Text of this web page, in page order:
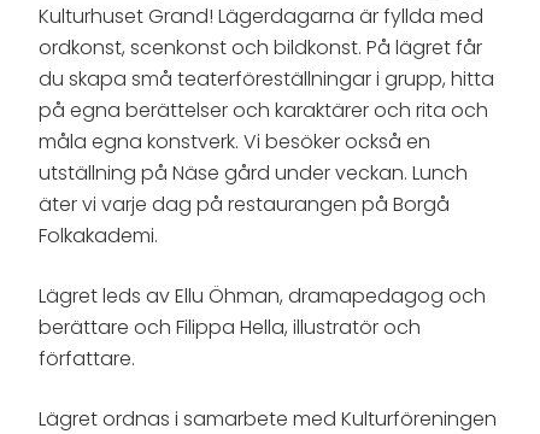
Kulturhuset Grand! Lägerdagarna är fyllda med
ordkonst, scenkonst och bildkonst. På lägret får
du skapa små teaterföreställningar i grupp, hitta
på egna berättelser och karaktärer och rita och
måla egna konstverk. Vi besöker också en
utställning på Näse gård under veckan. Lunch
äter vi varje dag på restaurangen på Borgå
Folkakademi.
Lägret leds av Ellu Öhman, dramapedagog och
berättare och Filippa Hella, illustratör och
författare.
Lägret ordnas i samarbete med Kulturföreningen